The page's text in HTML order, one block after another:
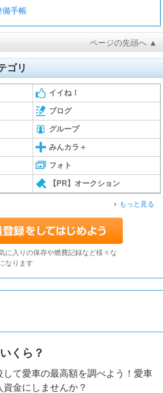
備手帳
ページの先頭へ ▲
ゴリ
イイね！
ブログ
グループ
みんカラ＋
フォト
【PR】オークション
もっと見る
に入りの保存や燃費記録など様々な
なります
くら？
て愛車の最高額を調べよう！愛車
金にしませんか？